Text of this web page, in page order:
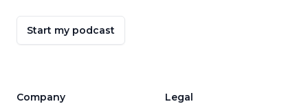
Start my podcast
Company Legal